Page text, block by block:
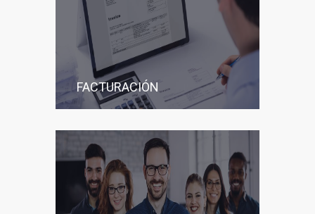
FACTURACIÓN